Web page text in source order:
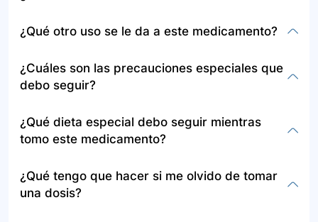
Las tabletas o cápsulas se tragan enteras, y en
la lengua para disolver antes de tragar.
¿Qué otro uso se le da a este medicamento?
gastrointestinales, se usa en protocolos para
pacientes con alto riesgo de sangrado que
¿Cuáles son las precauciones especiales que
debo seguir?
lansoprazol, tiene enfermedad hepática,
osteoporosis, está embarazada o
esté tomando.
¿Qué dieta especial debo seguir mientras
tomo este medicamento?
recomendable seguir las indicaciones médicas,
especialmente si se presenta diarrea
¿Qué tengo que hacer si me olvido de tomar
una dosis?